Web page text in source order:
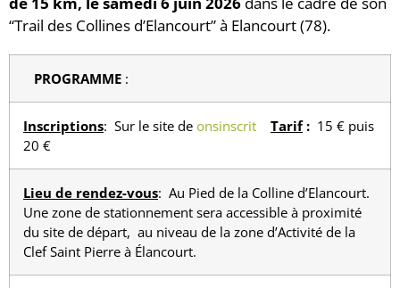
“Trail des Collines d’Elancourt” à Elancourt (78).
PROGRAMME :
Inscriptions: Sur le site de onsinscrit Tarif: 15 € puis
20 €
Lieu de rendez-vous: Au Pied de la Colline d’Elancourt.
Une zone de stationnement sera accessible à proximité
du site de départ, au niveau de la zone d’Activité de la
Clef Saint Pierre à Élancourt.